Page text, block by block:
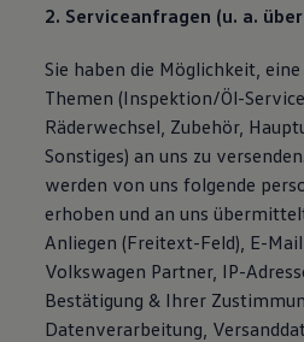
2. Serviceanfragen (u. a.
Sie haben die Möglichkeit,
Themen (Inspektion/Öl-
Räderwechsel, Zubehör,
Sonstiges) an uns zu
werden von uns folgende
erhoben und an uns
Anliegen (Freitext-Feld), E-
Volkswagen Partner, IP-
Bestätigung & Ihrer
Datenverarbeitung,